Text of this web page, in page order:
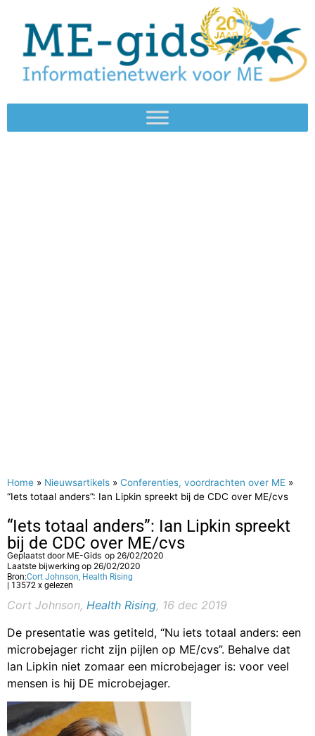
Home » Nieuwsartikels » Conferenties, voordrachten over ME »
“Iets totaal anders”: Ian Lipkin spreekt bij de CDC over ME/cvs
“Iets totaal anders”: Ian Lipkin spreekt
bij de CDC over ME/cvs
Geplaatst door ME-Gids op 26/02/2020
Laatste bijwerking op 26/02/2020
Bron:Cort Johnson, Health Rising
| 13572 x gelezen
Cort Johnson, Health Rising, 16 dec 2019
De presentatie was getiteld, “Nu iets totaal anders: een
microbejager richt zijn pijlen op ME/cvs”. Behalve dat
Ian Lipkin niet zomaar een microbejager is: voor veel
mensen is hij DE microbejager.